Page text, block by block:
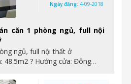
căn 1 phòng ngủ, full nội
ngủ, full nội thất ở
48.5m2 ? Hướng cửa: Đông…
Ngày đăng: 4-09-2018